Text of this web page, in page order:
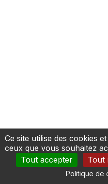
Ce site utilise des cookies
ceux que vous souhaitez
Tout accepter
Tout
Politique de